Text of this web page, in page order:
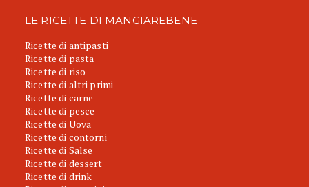
LE RICETTE DI MANGIAREBENE
Ricette di antipasti
Ricette di pasta
Ricette di riso
Ricette di altri primi
Ricette di carne
Ricette di pesce
Ricette di Uova
Ricette di contorni
Ricette di Salse
Ricette di dessert
Ricette di drink